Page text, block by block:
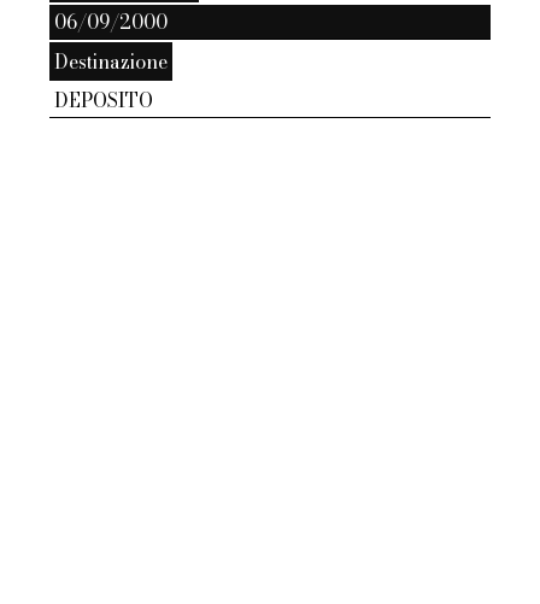
06/09/2000
Destinazione
DEPOSITO